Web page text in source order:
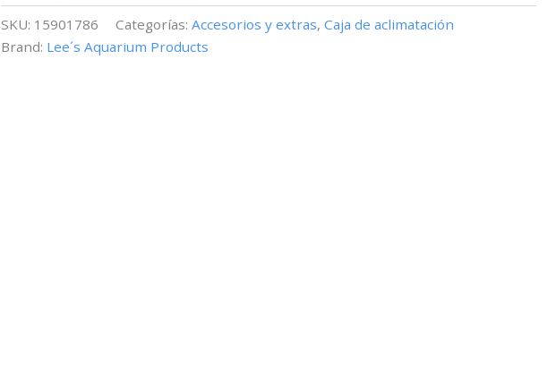
servicio
pesado
SKU: 15901786 Categorías: Accesorios y extras, Caja de aclimatación
Brand: Lee´s Aquarium Products